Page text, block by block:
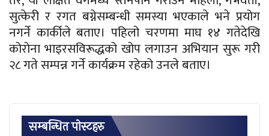
सुत्केरी र रगत बग्नेसम्बन्धी समस्या भएकाले भने प्रयोग
नगर्ने कार्कीले बताए।पहिलो चरणमा माघ १४ गतेदेखि
कोरोना भाइरसविरूद्धको खोप लगाउन अभियान सुरू गरी
२८ गते सम्पन्न गर्ने कार्यक्रम रहेको उनले बताए।
सम्बन्धित पाेस्टहरु